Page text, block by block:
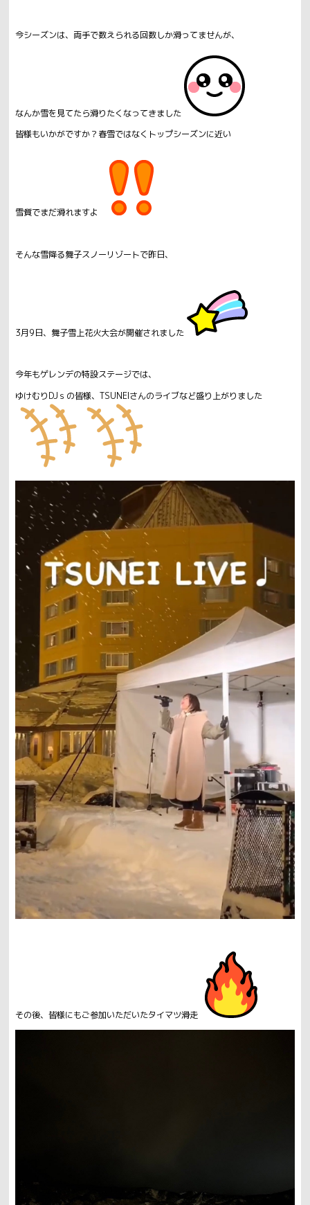
今シーズンは、両手で数えられる回数しか滑ってませんが、
なんか雪を見てたら滑りたくなってきました
皆様もいかがですか？春雪ではなくトップシーズンに近い
雪質でまだ滑れますよ
そんな雪降る舞子スノーリゾートで昨日、
3月9日、舞子雪上花火大会が開催されました
今年もゲレンデの特設ステージでは、
ゆけむりDJｓの皆様、TSUNEIさんのライブなど盛り上がりました
その後、皆様にもご参加いただいたタイマツ滑走